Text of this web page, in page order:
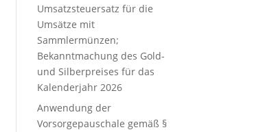
Umsatzsteuersatz für die
Umsätze mit
Sammlermünzen;
Bekanntmachung des Gold-
und Silberpreises für das
Kalenderjahr 2026
Anwendung der
Vorsorgepauschale gemäß §